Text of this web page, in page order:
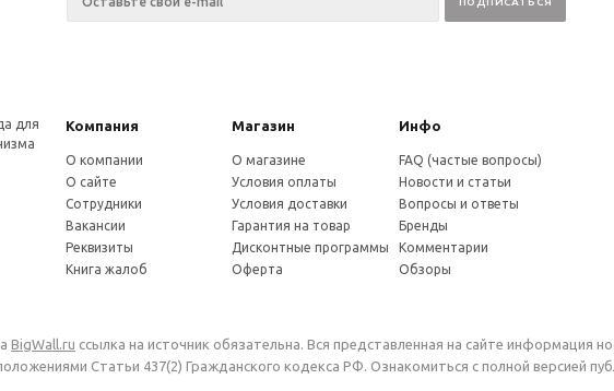
для
Компания Магазин Инфо
О компании
О сайте
Сотрудники
Вакансии
Реквизиты
Книга жалоб
О магазине
Условия оплаты
Условия доставки
Гарантия на товар
Дисконтные программы
Оферта
FAQ (частые вопросы)
Новости и статьи
Вопросы и ответы
Бренды
Комментарии
Обзоры
BigWall.ru ссылка на источник обязательна. Вся представленная на сайте информация
Статьи 437(2) Гражданского кодекса РФ. Ознакомиться с полной версией